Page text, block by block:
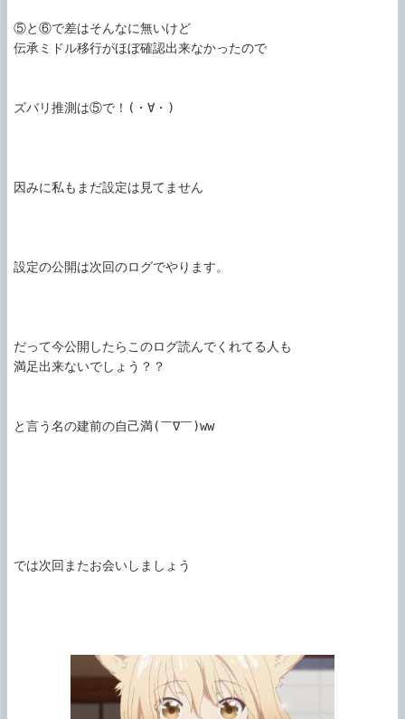
⑤と⑥で差はそんなに無いけど
伝承ミドル移行がほぼ確認出来なかったので
ズバリ推測は⑤で！(・∀・)
因みに私もまだ設定は見てません
設定の公開は次回のログでやります。
だって今公開したらこのログ読んでくれてる人も
満足出来ないでしょう？？
と言う名の建前の自己満(￣∇￣)ww
では次回またお会いしましょう